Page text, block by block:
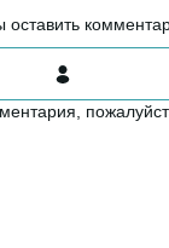
оставить